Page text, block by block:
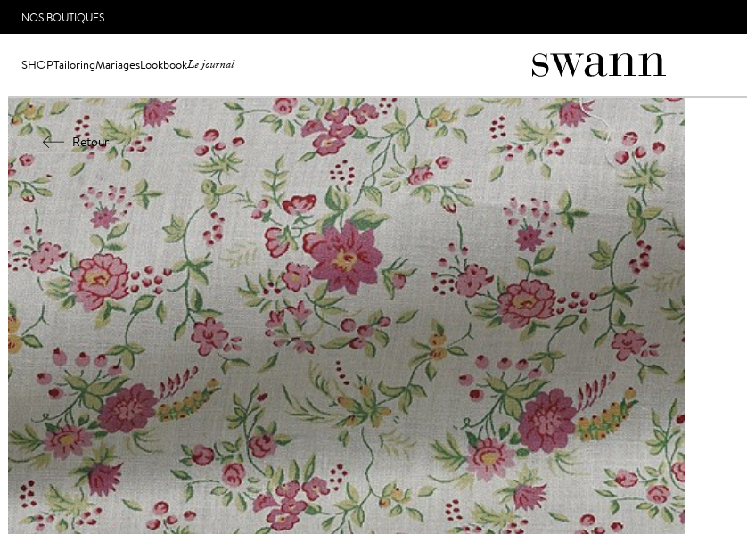
NOS BOUTIQUES
SHOPTailoringMariagesLookbookLe journal
Retour